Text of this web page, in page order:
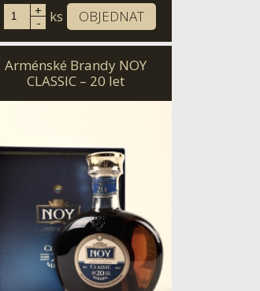
+
- ks OBJEDNAT
Arménské Brandy NOY
CLASSIC – 20 let